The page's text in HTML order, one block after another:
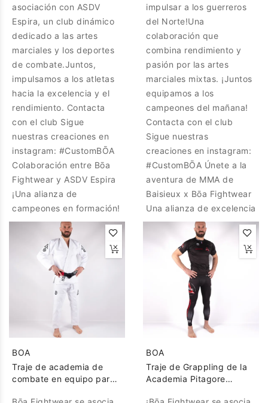
asociación con ASDV
Espira, un club dinámico
dedicado a las artes
marciales y los deportes
de combate.Juntos,
impulsamos a los atletas
hacia la excelencia y el
rendimiento. Contacta
con el club Sigue
nuestras creaciones en
instagram: #CustomBŌA
Colaboración entre Bōa
Fightwear y ASDV Espira
¡Una alianza de
campeones en formación!
impulsar a los guerreros
del Norte!Una
colaboración que
combina rendimiento y
pasión por las artes
marciales mixtas. ¡Juntos
equipamos a los
campeones del mañana!
Contacta con el club
Sigue nuestras
creaciones en instagram:
#CustomBŌA Únete a la
aventura de MMA de
Baisieux x Bōa Fightwear
Una alianza de excelencia
BOA
Traje de academia de
combate en equipo para
BOA
Traje de Grappling de la
Academia Pitagore